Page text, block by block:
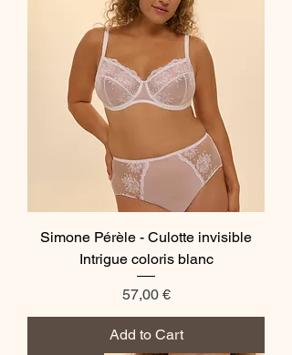
Simone Pérèle - Culotte invisible
Intrigue coloris blanc
Price
57,00 €
Add to Cart